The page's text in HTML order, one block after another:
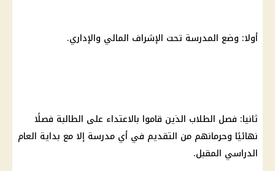
أولا: وضع المدرسة تحت الإشراف المالي والإداري.
ثانيا: فصل الطلاب الذين قاموا بالاعتداء على الطالبة فصلًا
نهائيًا وحرمانهم من التقديم في أي مدرسة إلا مع بداية العام
الدراسي المقبل.